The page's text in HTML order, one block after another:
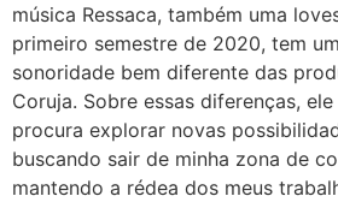
música Ressaca, também uma
primeiro semestre de 2020, tem
sonoridade bem diferente das
Coruja. Sobre essas diferenças,
procura explorar novas
buscando sair de minha zona de
mantendo a rédea dos meus